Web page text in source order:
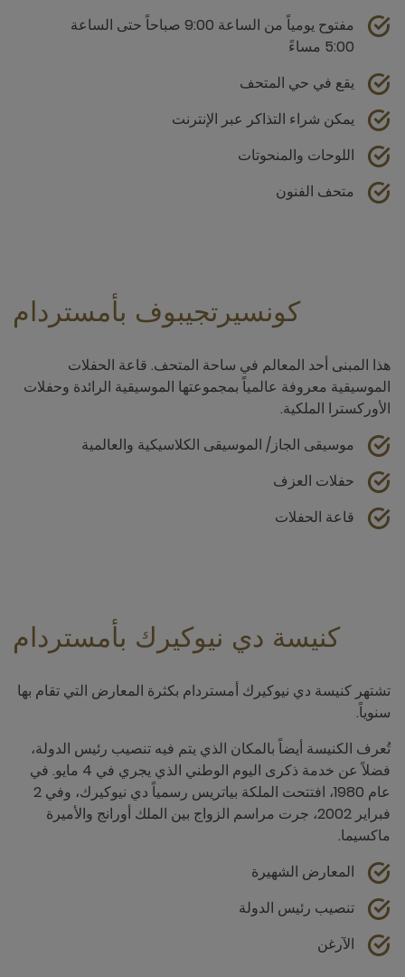
مفتوح يومياً من الساعة 9:00 صباحاً حتى الساعة
5:00 مساءً
يقع في حي المتحف
يمكن شراء التذاكر عبر الإنترنت
اللوحات والمنحوتات
متحف الفنون
كونسيرتجيبوف بأمستردام
هذا المبنى أحد المعالم في ساحة المتحف. قاعة الحفلات
الموسيقية معروفة عالمياً بمجموعتها الموسيقية الرائدة وحفلات
الأوركسترا الملكية.
موسيقى الجاز/ الموسيقى الكلاسيكية والعالمية
حفلات العزف
قاعة الحفلات
كنيسة دي نيوكيرك بأمستردام
تشتهر كنيسة دي نيوكيرك أمستردام بكثرة المعارض التي تقام بها
سنوياً.
تُعرف الكنيسة أيضاً بالمكان الذي يتم فيه تنصيب رئيس الدولة،
فضلاً عن خدمة ذكرى اليوم الوطني الذي يجري في 4 مايو. في
عام 1980، افتتحت الملكة بياتريس رسمياً دي نيوكيرك، وفي 2
فبراير 2002، جرت مراسم الزواج بين الملك أورانج والأميرة
ماكسيما.
المعارض الشهيرة
تنصيب رئيس الدولة
الآرغن